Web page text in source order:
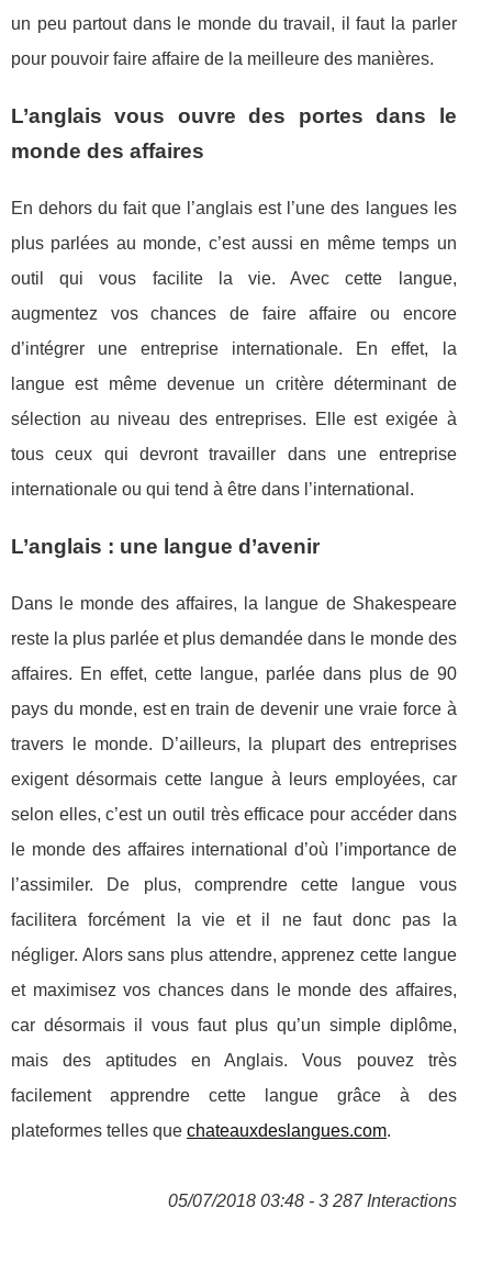
un peu partout dans le monde du travail, il faut la parler
pour pouvoir faire affaire de la meilleure des manières.
L’anglais vous ouvre des portes dans le
monde des affaires
En dehors du fait que l’anglais est l’une des langues les
plus parlées au monde, c’est aussi en même temps un
outil qui vous facilite la vie. Avec cette langue,
augmentez vos chances de faire affaire ou encore
d’intégrer une entreprise internationale. En effet, la
langue est même devenue un critère déterminant de
sélection au niveau des entreprises. Elle est exigée à
tous ceux qui devront travailler dans une entreprise
internationale ou qui tend à être dans l’international.
L’anglais : une langue d’avenir
Dans le monde des affaires, la langue de Shakespeare
reste la plus parlée et plus demandée dans le monde des
affaires. En effet, cette langue, parlée dans plus de 90
pays du monde, est en train de devenir une vraie force à
travers le monde. D’ailleurs, la plupart des entreprises
exigent désormais cette langue à leurs employées, car
selon elles, c’est un outil très efficace pour accéder dans
le monde des affaires international d’où l’importance de
l’assimiler. De plus, comprendre cette langue vous
facilitera forcément la vie et il ne faut donc pas la
négliger. Alors sans plus attendre, apprenez cette langue
et maximisez vos chances dans le monde des affaires,
car désormais il vous faut plus qu’un simple diplôme,
mais des aptitudes en Anglais. Vous pouvez très
facilement apprendre cette langue grâce à des
plateformes telles que chateauxdeslangues.com.
05/07/2018 03:48 - 3 287 Interactions